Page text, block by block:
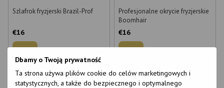
Dbamy o Twoją prywatność
Ta strona używa plików cookie do celów marketingowych i
statystycznych, a także do bezpiecznego i optymalnego
Szlafrok fryzjerski Brazil-Prof
€16
Profesjonalne okrycie fryzjerskie
Boomhair
€16